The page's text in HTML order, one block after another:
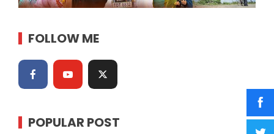
FOLLOW ME
POPULAR POST